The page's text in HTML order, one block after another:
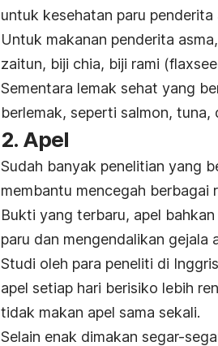
untuk kesehatan paru penderita
Untuk makanan penderita
zaitun, biji chia, biji rami (
Sementara lemak sehat yang
berlemak, seperti salmon, tuna,
2. Apel
Sudah banyak penelitian yang
membantu mencegah berbagai
Bukti yang terbaru, apel
paru dan mengendalikan gejala
Studi oleh para peneliti di
apel setiap hari berisiko lebih
tidak makan apel sama sekali.
Selain enak dimakan segar-